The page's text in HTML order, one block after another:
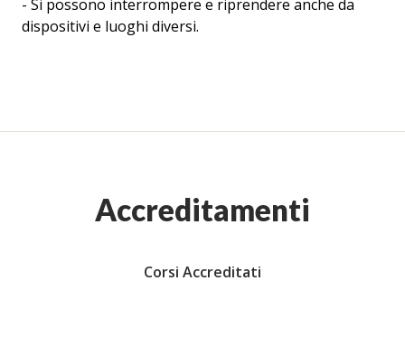
- Si possono interrompere e riprendere anche da
dispositivi e luoghi diversi.
Accreditamenti
Corsi Accreditati